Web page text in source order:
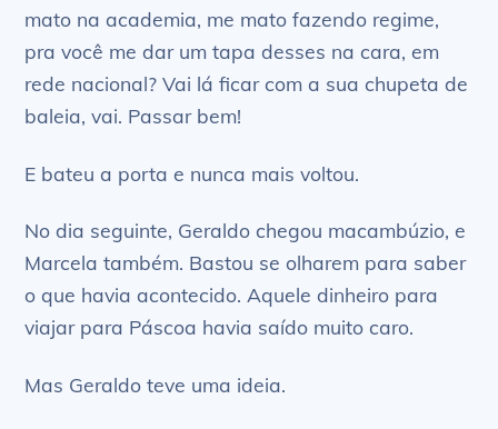
mato na academia, me mato fazendo regime,
pra você me dar um tapa desses na cara, em
rede nacional? Vai lá ficar com a sua chupeta de
baleia, vai. Passar bem!
E bateu a porta e nunca mais voltou.
No dia seguinte, Geraldo chegou macambúzio, e
Marcela também. Bastou se olharem para saber
o que havia acontecido. Aquele dinheiro para
viajar para Páscoa havia saído muito caro.
Mas Geraldo teve uma ideia.